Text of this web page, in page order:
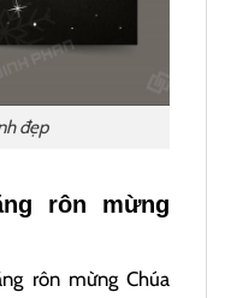
đẹp
rôn mừng
rôn mừng Chúa